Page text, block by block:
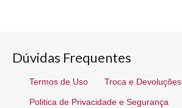
Dúvidas Frequentes
Termos de Uso Troca e Devoluções
Politica de Privacidade e Segurança